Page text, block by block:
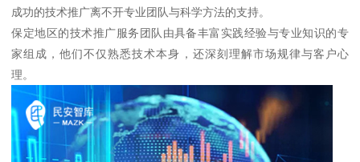
成功的技术推广离不开专业团队与科学方法的支持。
保定地区的技术推广服务团队由具备丰富实践经验与专业知识的专
家组成，他们不仅熟悉技术本身，还深刻理解市场规律与客户心
理。